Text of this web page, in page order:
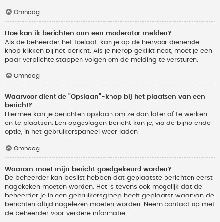
Omhoog
Hoe kan ik berichten aan een moderator melden?
Als de beheerder het toelaat, kan je op de hiervoor dienende
knop klikken bij het bericht. Als je hierop geklikt hebt, moet je een
paar verplichte stappen volgen om de melding te versturen.
Omhoog
Waarvoor dient de "Opslaan"-knop bij het plaatsen van een
bericht?
Hiermee kan je berichten opslaan om ze dan later af te werken
en te plaatsen. Een opgeslagen bericht kan je, via de bijhorende
optie, in het gebruikerspaneel weer laden.
Omhoog
Waarom moet mijn bericht goedgekeurd worden?
De beheerder kan beslist hebben dat geplaatste berichten eerst
nagekeken moeten worden. Het is tevens ook mogelijk dat de
beheerder je in een gebruikersgroep heeft geplaatst waarvan de
berichten altijd nagelezen moeten worden. Neem contact op met
de beheerder voor verdere informatie.